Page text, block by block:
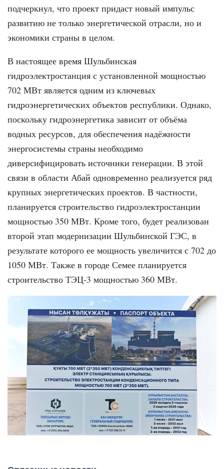
подчеркнул, что проект придаст новый импульс
развитию не только энергетической отрасли, но и
экономики страны в целом.
В настоящее время Шульбинская
гидроэлектростанция с установленной мощностью
702 МВт является одним из ключевых
гидроэнергетических объектов республики. Однако,
поскольку гидроэнергетика зависит от объёма
водных ресурсов, для обеспечения надёжности
энергосистемы страны необходимо
диверсифицировать источники генерации. В этой
связи в области Абай одновременно реализуется ряд
крупных энергетических проектов. В частности,
планируется строительство гидроэлектростанции
мощностью 350 МВт. Кроме того, будет реализован
второй этап модернизации Шульбинской ГЭС, в
результате которого ее мощность увеличится с 702 до
1050 МВт. Также в городе Семее планируется
строительство ТЭЦ-3 мощностью 360 МВт.